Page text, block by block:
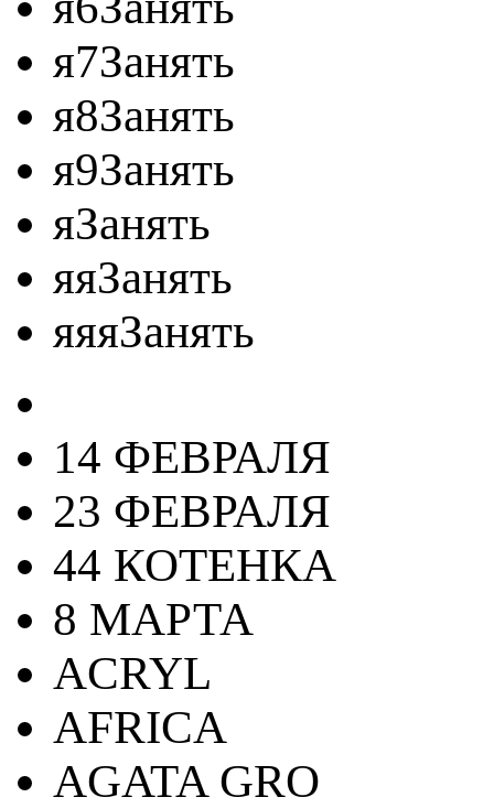
я7Занять
я8Занять
я9Занять
яЗанять
яяЗанять
яяяЗанять
14 ФЕВРАЛЯ
23 ФЕВРАЛЯ
44 КОТЕНКА
8 МАРТА
ACRYL
AFRICA
AGATA GRO